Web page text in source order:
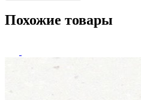
Похожие товары